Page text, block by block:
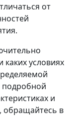
от
условиях
и
обращайтесь в